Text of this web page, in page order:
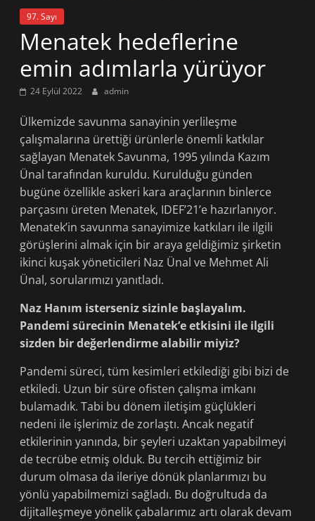
97. Sayı
Menatek hedeflerine
emin adımlarla yürüyor
24 Eylül 2022 admin
Ülkemizde savunma sanayinin yerlileşme
çalışmalarına ürettiği ürünlerle önemli katkılar
sağlayan Menatek Savunma, 1995 yılında Kazım
Ünal tarafından kuruldu. Kurulduğu günden
bugüne özellikle askeri kara araçlarının binlerce
parçasını üreten Menatek, IDEF’21’e hazırlanıyor.
Menatek’in savunma sanayimize katkıları ile ilgili
görüşlerini almak için bir araya geldiğimiz şirketin
ikinci kuşak yöneticileri Naz Ünal ve Mehmet Ali
Ünal, sorularımızı yanıtladı.
Naz Hanım isterseniz sizinle başlayalım.
Pandemi sürecinin Menatek’e etkisini ile ilgili
sizden bir değerlendirme alabilir miyiz?
Pandemi süreci, tüm kesimleri etkilediği gibi bizi de
etkiledi. Uzun bir süre ofisten çalışma imkanı
bulamadık. Tabi bu dönem iletişim güçlükleri
nedeni ile işlerimiz de zorlaştı. Ancak negatif
etkilerinin yanında, bir şeyleri uzaktan yapabilmeyi
de tecrübe etmiş olduk. Bu tercih ettiğimiz bir
durum olmasa da ileriye dönük planlarımızı bu
yönlü yapabilmemizi sağladı. Bu doğrultuda da
dijitalleşmeye yönelik çabalarımız artı olarak devam